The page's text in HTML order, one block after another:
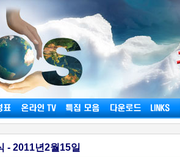
- 2011년2월15일